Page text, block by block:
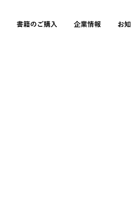
書籍のご購入 企業情報 お